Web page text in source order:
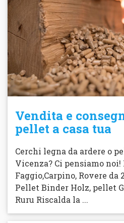
Vendita e
pellet a casa tua
Cerchi legna da ardere o
Vicenza? Ci pensiamo noi!
Faggio,Carpino, Rovere da
Pellet Binder Holz, pellet
Ruru Riscalda la ...